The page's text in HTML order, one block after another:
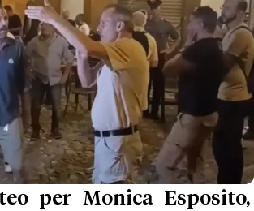
per Monica Esposito,